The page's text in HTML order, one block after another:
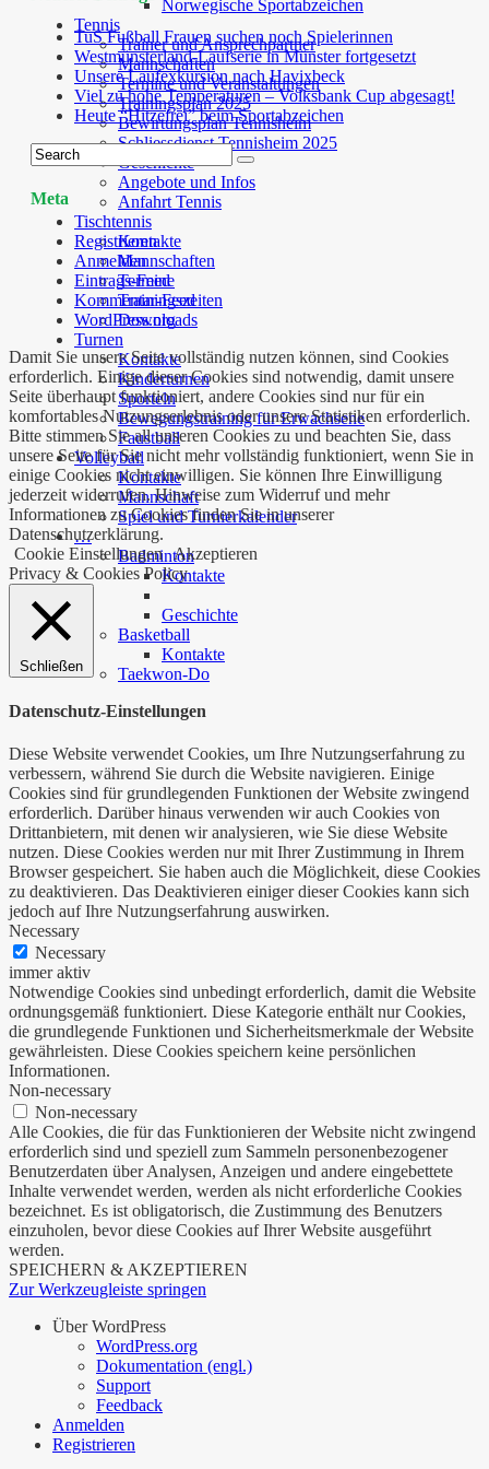
Norwegische Sportabzeichen
Tennis
Trainer und Ansprechpartner
Mannschaften
Termine und Veranstaltungen
Trainingsplan 2025
Bewirtungsplan Tennisheim
Schliessdienst Tennisheim 2025
Geschichte
Angebote und Infos
Anfahrt Tennis
Tischtennis
Kontakte
Mannschaften
Termine
Trainingszeiten
Downloads
Turnen
Kontakte
Kinderturnen
Sporteln
Bewegungstraining für Erwachsene
Faustball
Volleyball
Kontakte
Mannschaft
Spiel und Turnierkalender
…
Badminton
Kontakte
Geschichte
Basketball
Kontakte
Taekwon-Do
TuS Fußball Frauen suchen noch Spielerinnen
Westmünsterland-Laufserie in Münster fortgesetzt
Unsere Laufexkursion nach Havixbeck
Viel zu hohe Temperaturen – Volksbank Cup abgesagt!
Heute “Hitzefrei” beim Sportabzeichen
Meta
Registrieren
Anmelden
Eintrags-Feed
Kommentar-Feed
WordPress.org
Damit Sie unsere Seite vollständig nutzen können, sind Cookies
erforderlich. Einige dieser Cookies sind notwendig, damit unsere
Seite überhaupt funktioniert, andere Cookies sind nur für ein
komfortables Nutzungserlebnis oder unsere Statistiken erforderlich.
Bitte stimmen Sie all unseren Cookies zu und beachten Sie, dass
unsere Seite für Sie nicht mehr vollständig funktioniert, wenn Sie in
einige Cookies nicht einwilligen. Sie können Ihre Einwilligung
jederzeit widerrufen. Hinweise zum Widerruf und mehr
Informationen zu Cookies finden Sie in unserer
Datenschutzerklärung.
Cookie Einstellungen Akzeptieren
Privacy & Cookies Policy
Schließen
Datenschutz-Einstellungen
Diese Website verwendet Cookies, um Ihre Nutzungserfahrung zu
verbessern, während Sie durch die Website navigieren. Einige
Cookies sind für grundlegenden Funktionen der Website zwingend
erforderlich. Darüber hinaus verwenden wir auch Cookies von
Drittanbietern, mit denen wir analysieren, wie Sie diese Website
nutzen. Diese Cookies werden nur mit Ihrer Zustimmung in Ihrem
Browser gespeichert. Sie haben auch die Möglichkeit, diese Cookies
zu deaktivieren. Das Deaktivieren einiger dieser Cookies kann sich
jedoch auf Ihre Nutzungserfahrung auswirken.
Necessary
Necessary
immer aktiv
Notwendige Cookies sind unbedingt erforderlich, damit die Website
ordnungsgemäß funktioniert. Diese Kategorie enthält nur Cookies,
die grundlegende Funktionen und Sicherheitsmerkmale der Website
gewährleisten. Diese Cookies speichern keine persönlichen
Informationen.
Non-necessary
Non-necessary
Alle Cookies, die für das Funktionieren der Website nicht zwingend
erforderlich sind und speziell zum Sammeln personenbezogener
Benutzerdaten über Analysen, Anzeigen und andere eingebettete
Inhalte verwendet werden, werden als nicht erforderliche Cookies
bezeichnet. Es ist obligatorisch, die Zustimmung des Benutzers
einzuholen, bevor diese Cookies auf Ihrer Website ausgeführt
werden.
SPEICHERN & AKZEPTIEREN
Zur Werkzeugleiste springen
Über WordPress
WordPress.org
Dokumentation (engl.)
Support
Feedback
Anmelden
Registrieren